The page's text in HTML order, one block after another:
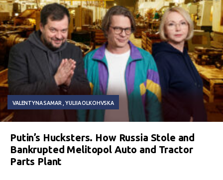
VALENTYNA SAMAR YULIIA OLKOHVSKA
Putin’s Hucksters. How Russia Stole and
Bankrupted Melitopol Auto and Tractor
Parts Plant